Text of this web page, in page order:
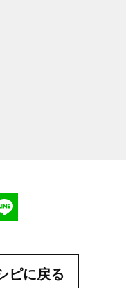
でシェアする
ピに戻る